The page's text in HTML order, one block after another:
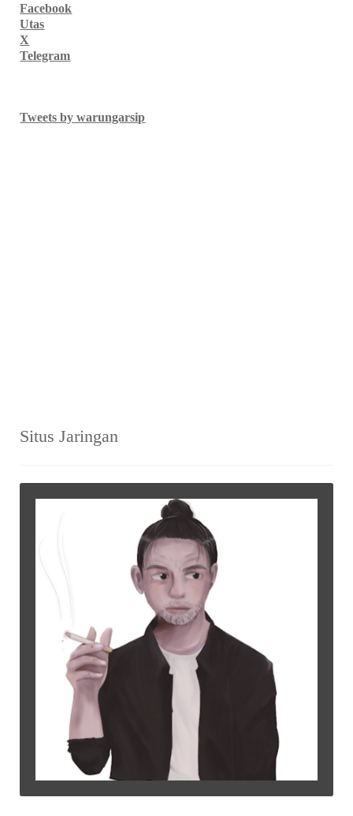
Facebook
Utas
X
Telegram
Tweets by warungarsip
Situs Jaringan